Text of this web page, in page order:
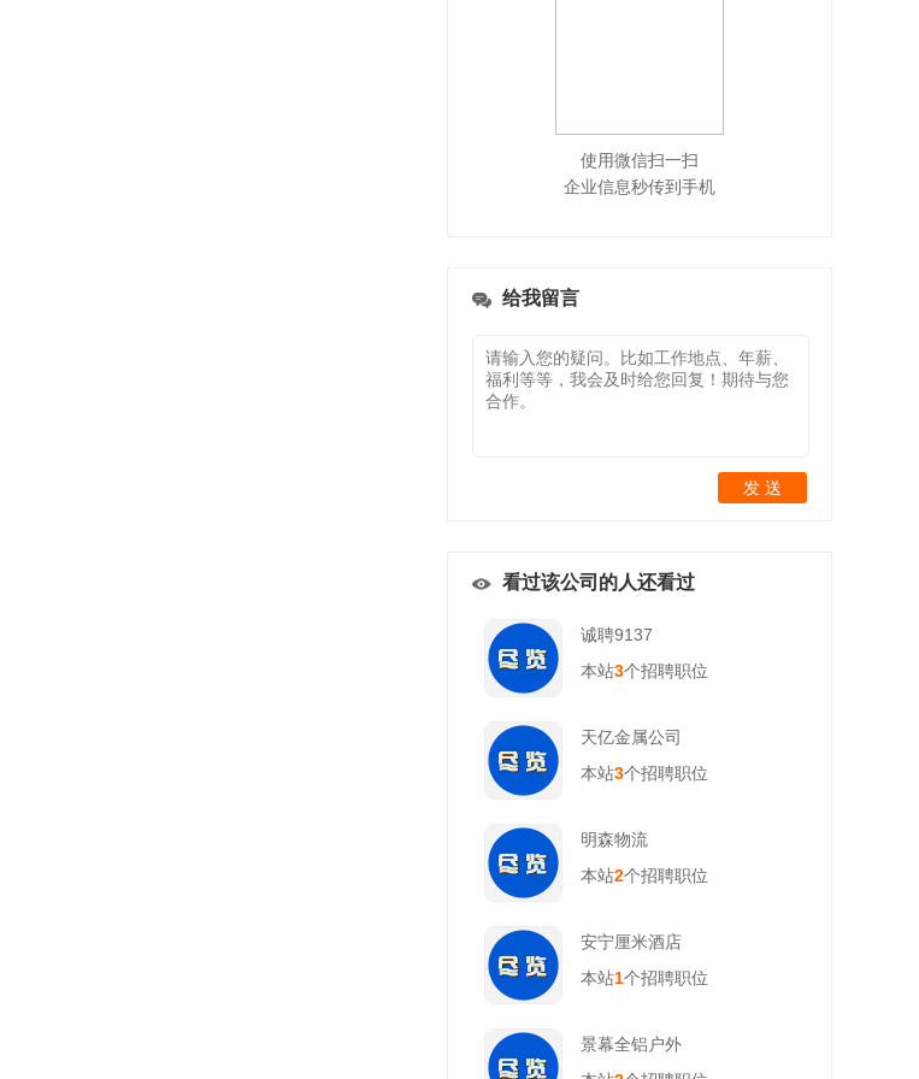
使用微信扫一扫
企业信息秒传到手机
给我留言
发 送
看过该公司的人还看过
诚聘9137
本站3个招聘职位
天亿金属公司
本站3个招聘职位
明森物流
本站2个招聘职位
安宁厘米酒店
本站1个招聘职位
景幕全铝户外